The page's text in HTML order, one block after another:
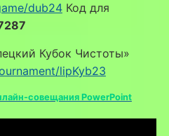
dub24Код для
Кубок Чистоты»
lipKyb23
совещания PowerPoint